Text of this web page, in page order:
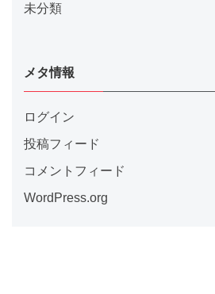
未分類
メタ情報
ログイン
投稿フィード
コメントフィード
WordPress.org